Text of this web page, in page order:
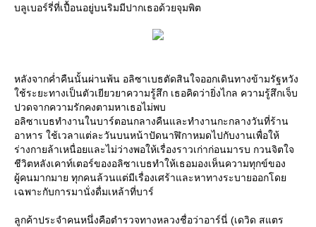
บลูเบอร์รี่ที่เปื้อนอยู่บนริมมีปากเธอด้วยจุมพิต
หลังจากค่ำคืนนั้นผ่านพ้น อลิซาเบธตัดสินใจออกเดินทางข้ามรัฐหวัง
ช้ระยะทางเป็นตัวเยียวยาความรู้สึก เธอคิดว่ายิ่งไกล ความรู้สึกเจ็บ
ปวดจากความรักคงตามหาเธอไม่พบ
อลิซาเบธทำงานในบาร์ตอนกลางคืนและทำงานกะกลางวันที่ร้าน
อาหาร ใช้เวลาแต่ละวันบนหน้าปัดนาฬิกาหมดไปกับงานเพื่อให้
ร่างกายล้าเหนื่อยและไม่ว่างพอให้เรื่องราวเก่าก่อนมารบ กวนจิตใจ
ชีวิตหลังเคาท์เตอร์ของอลิซาเบธทำให้เธอมองเห็นความทุกข์ของ
ผู้คนมากมาย ทุกคนล้วนแต่มีเรื่องเศร้าและหาทางระบายออกโด
เฉพาะกับการมานั่งดื่มเหล้าที่บาร์
ลูกค้าประจำคนหนึ่งคือตำรวจทางหลวงชื่อว่าอาร์นี่ (เดวิด สแตร